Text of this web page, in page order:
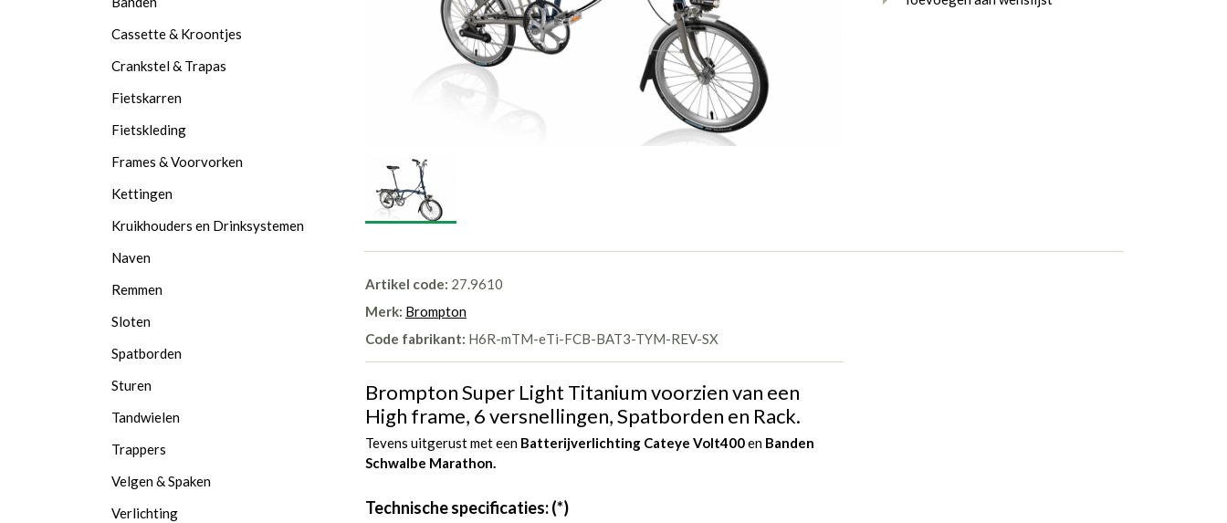
Artikel code: 27.9610
Merk: Brompton
Code fabrikant: H6R-mTM-eTi-FCB-BAT3-TYM-REV-SX
Brompton Super Light Titanium voorzien van een
High frame, 6 versnellingen, Spatborden en Rack.
Tevens uitgerust met een Batterijverlichting Cateye Volt400en Banden
Schwalbe Marathon.
Technische specificaties: (*)
Cassette & Kroontjes
Crankstel & Trapas
Fietskarren
Fietskleding
Frames & Voorvorken
Kettingen
Kruikhouders en Drinksystemen
Naven
Remmen
Sloten
Spatborden
Sturen
Tandwielen
Trappers
Velgen & Spaken
Verlichting